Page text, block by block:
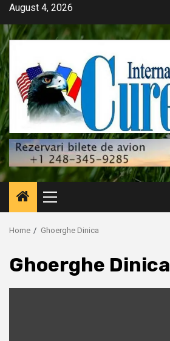
Skip
content
August 4, 2026
Primary
Menu
Home Ghoerghe Dinica
Ghoerghe Dinica